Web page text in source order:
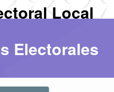
Local
Electorales